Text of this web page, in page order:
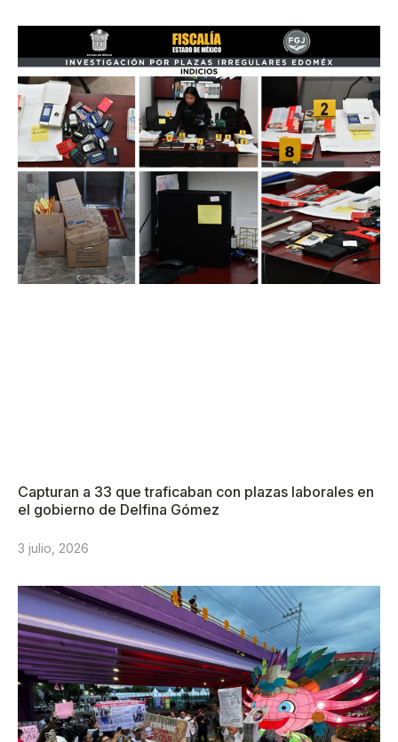
Capturan a 33 que traficaban con plazas laborales en
el gobierno de Delfina Gómez
3 julio, 2026